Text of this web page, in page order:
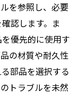
を参照し、必要
認します。ま
優先的に使用す
の材質や耐久性
部品を選択する
トラブルを未然